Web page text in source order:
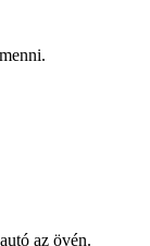
az övén.